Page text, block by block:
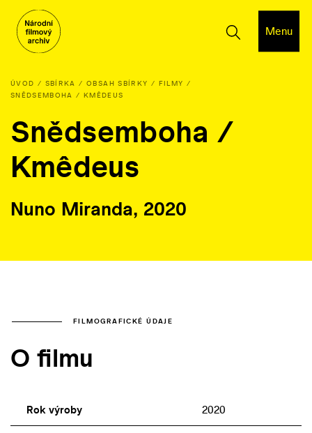
Menu
ÚVOD SBÍRKA OBSAH SBÍRKY
FILMY
SNĚDSEMBOHA / KMÊDEUS
Snědsemboha /
Kmêdeus
Nuno Miranda, 2020
FILMOGRAFICKÉ ÚDAJE
O filmu
Rok výroby 2020